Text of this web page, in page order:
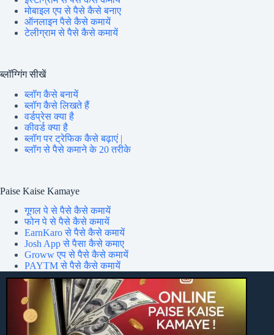
मोबाइल एप से पैसे कैसे बनाए
ऑनलाइन पैसे कैसे कमायें
टेलीग्राम से पैसे कैसे कमायें
ब्लॉग्गिंग सीखें
ब्लॉग कैसे बनायें
ब्लॉग कैसे लिखते हैं
वर्डप्रेस क्या है
कीवर्ड क्या है
ब्लॉग पर ट्रेफिक कैसे बढ़ाएं |
ब्लॉग से पैसे कमाने के 20 तरीके
Paise Kaise Kamaye
गूगल पे से पैसे कैसे कमायें
फोन पे से पैसे कैसे कमायें
EarnKaro से पैसे कैसे कमायें
Josh App से पैसा कैसे कमाए
Groww एप से पैसे कैसे कमायें
PAYTM से पैसे कैसे कमायें